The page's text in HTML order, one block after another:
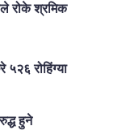
रोके श्रमिक
५२६ रोहिंग्या
हुने